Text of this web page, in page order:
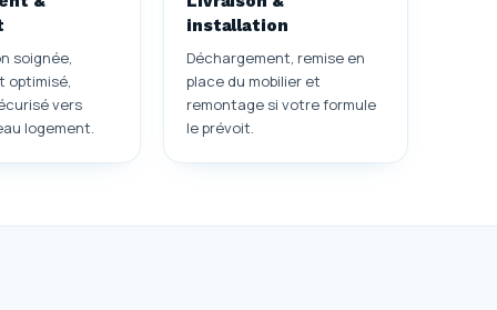
soignée,
optimisé,
vers
logement.
installation
Déchargement, remise en
place du mobilier et
remontage si votre formule
le prévoit.